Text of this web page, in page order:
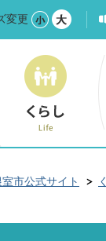
変更
室市公式サイト